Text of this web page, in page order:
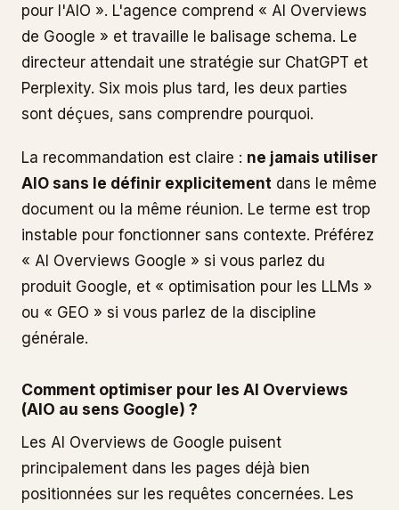
pour l'AIO ». L'agence comprend « AI Overviews
de Google » et travaille le balisage schema. Le
directeur attendait une stratégie sur ChatGPT et
Perplexity. Six mois plus tard, les deux parties
sont déçues, sans comprendre pourquoi.
La recommandation est claire : ne jamais utiliser
AIO sans le définir explicitement dans le même
document ou la même réunion. Le terme est trop
instable pour fonctionner sans contexte. Préférez
« AI Overviews Google » si vous parlez du
produit Google, et « optimisation pour les LLMs »
ou « GEO » si vous parlez de la discipline
générale.
Comment optimiser pour les AI Overviews
(AIO au sens Google) ?
Les AI Overviews de Google puisent
principalement dans les pages déjà bien
positionnées sur les requêtes concernées. Les